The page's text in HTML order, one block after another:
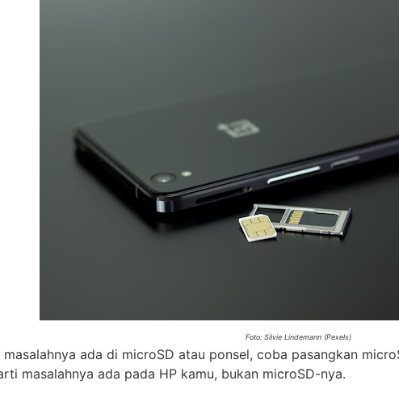
Foto: Silvie Lindemann (Pexels)
ada di microSD atau ponsel, coba pasangkan
masalahnya ada pada HP kamu, bukan microSD-nya.